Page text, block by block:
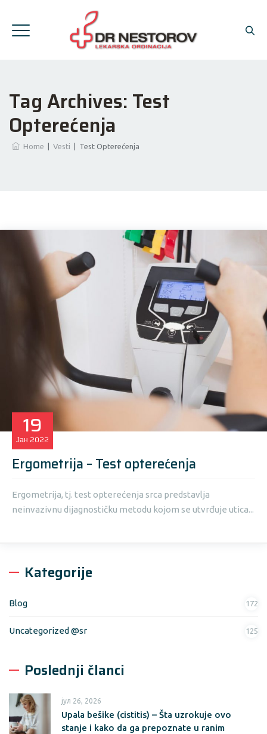
Tag Archives: Test
Opterećenja
Home Vesti Test Opterećenja
19
Јан 2022
Ergometrija – Test opterećenja
Ergometrija, tj. test opterećenja srca predstavlja
neinvazivnu dijagnostičku metodu kojom se utvrđuje utica...
Kategorije
Blog 172
Uncategorized @sr 125
Poslednji članci
јул 26, 2026
Upala bešike (cistitis) – Šta uzrokuje ovo
stanje i kako da ga prepoznate u ranim